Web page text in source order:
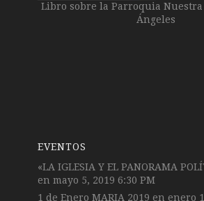
Libro sobre la Parroquia Nuestra
Ángeles
EVENTOS
«LA IGLESIA Y EL PANORAMA
en mayo 5, 2019 6:30 PM
1 de Enero MARIA 2019 en enero